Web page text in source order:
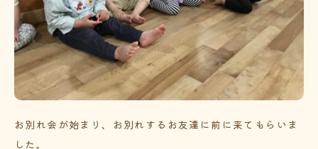
お別れ会が始まり、お別れするお友達に前に来てもらいま
した。